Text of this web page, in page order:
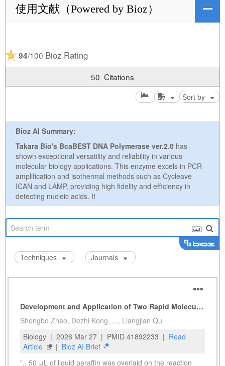
使用文献（Powered by Bioz）